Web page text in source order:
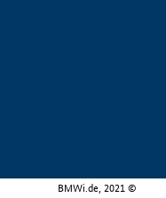
BMWi.de, 2021 ©